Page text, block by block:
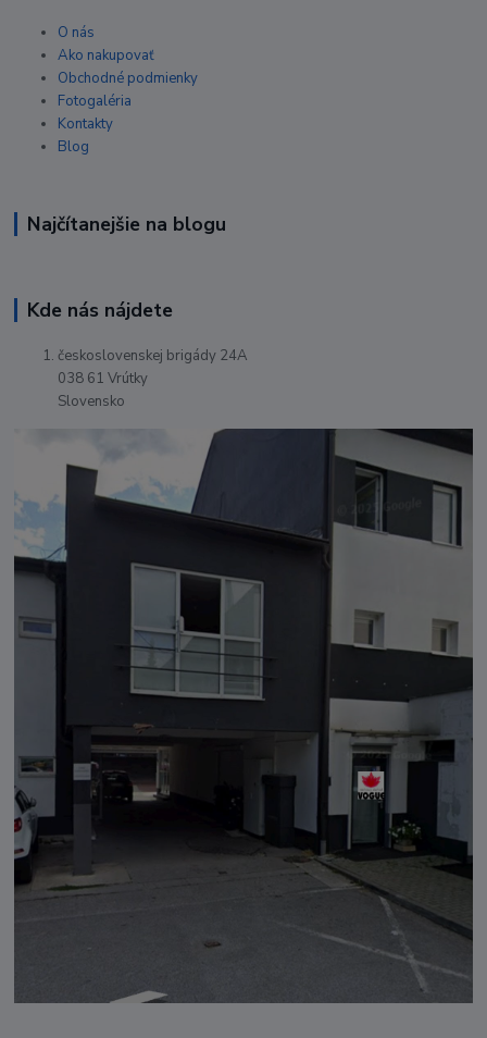
O nás
Ako nakupovať
Obchodné podmienky
Fotogaléria
Kontakty
Blog
Najčítanejšie na blogu
Kde nás nájdete
československej brigády 24A
038 61 Vrútky
Slovensko